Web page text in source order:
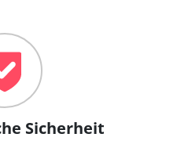
Sicherheit